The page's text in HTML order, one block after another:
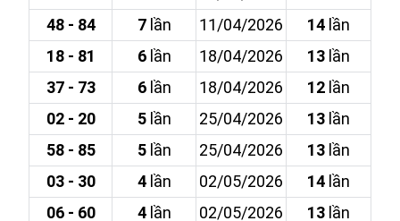
48 - 84
7lần 11/04/2026 14 lần
18 - 81
6lần 18/04/2026 13 lần
37 - 73
6lần 18/04/2026 12 lần
02 - 20
5lần 25/04/2026 13 lần
58 - 85
5lần 25/04/2026 13 lần
03 - 30
4lần 02/05/2026 14 lần
06 - 60
4lần 02/05/2026 13 lần